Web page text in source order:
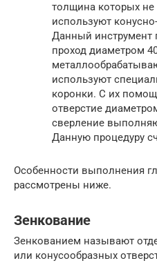
толщина которых
используют
Данный инструмент
проход диаметром
используют
коронки. С их
отверстие
сверление
Данную процедуру
Особенности выполнения
рассмотрены ниже.
Зенкование
Зенкованием называют
или конусообразных